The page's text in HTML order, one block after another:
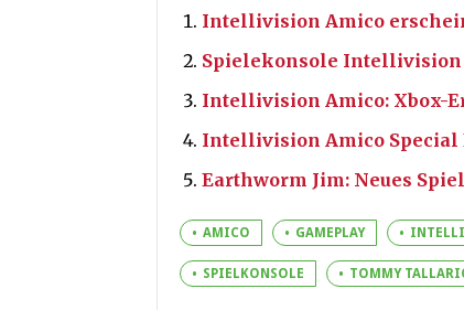
Intellivision Amico
Spielekonsole Intellivision
Intellivision Amico: Xbox-
Intellivision Amico Special
Earthworm Jim: Neues
AMICO GAMEPLAY
SPIELKONSOLE TOMMY